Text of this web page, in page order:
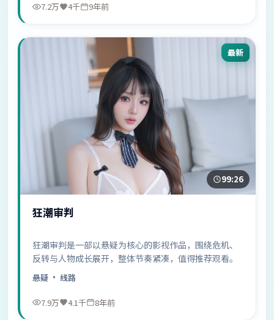
7.2万 4千 9年前
最新
99:26
狂潮审判
狂潮审判是一部以悬疑为核心的影视作品，围绕危机、
反转与人物成长展开，整体节奏紧凑，值得推荐观看。
悬疑 · 线路
7.9万 4.1千 8年前